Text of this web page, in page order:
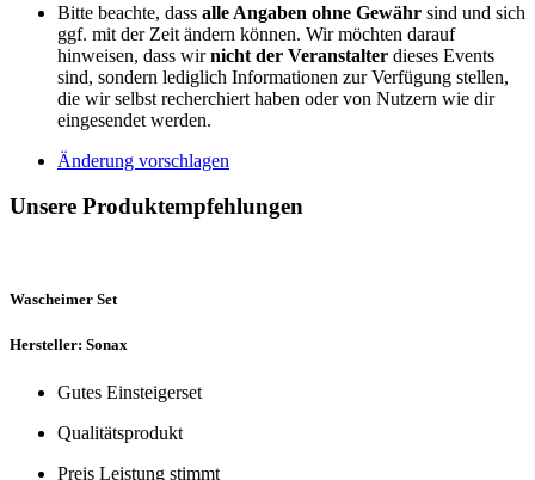
Bitte beachte, dass alle Angaben ohne Gewähr sind und sich
ggf. mit der Zeit ändern können. Wir möchten darauf
hinweisen, dass wirnicht der Veranstalter dieses Events
sind, sondern lediglich Informationen zur Verfügung stellen,
die wir selbst recherchiert haben oder von Nutzern wie dir
eingesendet werden.
Änderung vorschlagen
Unsere Produktempfehlungen
Wascheimer Set
Hersteller: Sonax
Gutes Einsteigerset
Qualitätsprodukt
Preis Leistung stimmt